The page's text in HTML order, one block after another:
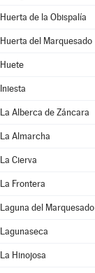
Huerta de la Obispalía
Huerta del Marquesado
Huete
Iniesta
La Alberca de Záncara
La Almarcha
La Cierva
La Frontera
Laguna del Marquesado
Lagunaseca
La Hinojosa